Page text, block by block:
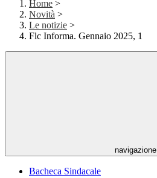
Home >
Novità >
Le notizie >
Flc Informa. Gennaio 2025, 1
navigazione
Bacheca Sindacale